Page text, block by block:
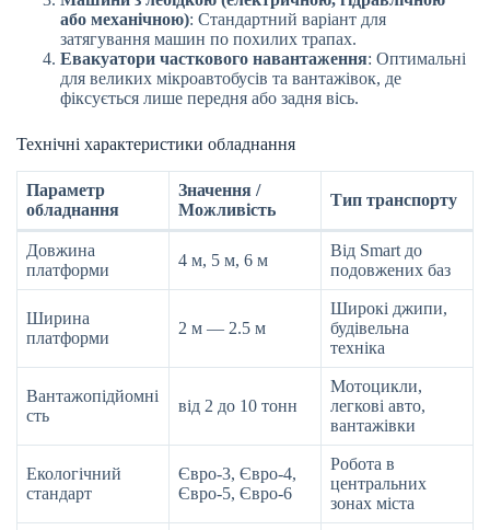
або механічною): Стандартний варіант для
затягування машин по похилих трапах.
Евакуатори часткового навантаження: Оптимальні
для великих мікроавтобусів та вантажівок, де
фіксується лише передня або задня вісь.
Технічні характеристики обладнання
Параметр
обладнання
Значення /
Можливість
Тип транспорту
Довжина
платформи
4 м, 5 м, 6 м
Від Smart до
подовжених баз
Ширина
платформи
2 м — 2.5 м
Широкі джипи,
будівельна
техніка
Вантажопідйомні
сть
від 2 до 10 тонн
Мотоцикли,
легкові авто,
вантажівки
Екологічний
стандарт
Євро-3, Євро-4,
Євро-5, Євро-6
Робота в
центральних
зонах міста